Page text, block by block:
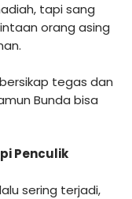
tapi sang
orang asing
tegas dan
Bunda bisa
Penculik
sering terjadi,